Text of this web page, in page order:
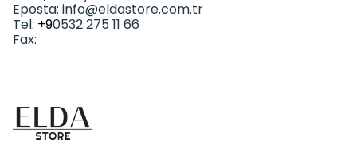
Eposta: info@eldastore.com.tr
Tel: +90532 275 11 66
Fax: